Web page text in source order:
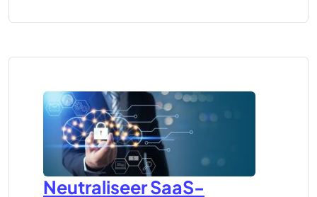
Neutraliseer SaaS-